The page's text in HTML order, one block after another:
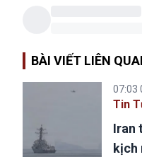
BÀI VIẾT LIÊN
07:03
Tin
Iran
kịch